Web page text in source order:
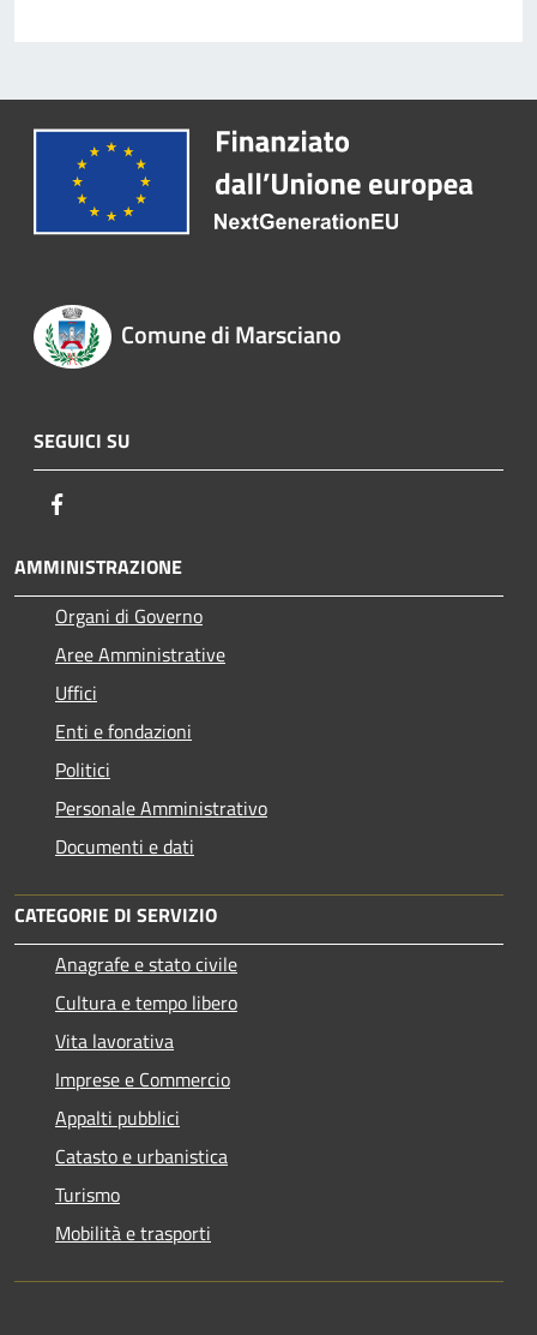
Comune di Marsciano
SEGUICI SU
AMMINISTRAZIONE
Organi di Governo
Aree Amministrative
Uffici
Enti e fondazioni
Politici
Personale Amministrativo
Documenti e dati
CATEGORIE DI SERVIZIO
Anagrafe e stato civile
Cultura e tempo libero
Vita lavorativa
Imprese e Commercio
Appalti pubblici
Catasto e urbanistica
Turismo
Mobilità e trasporti